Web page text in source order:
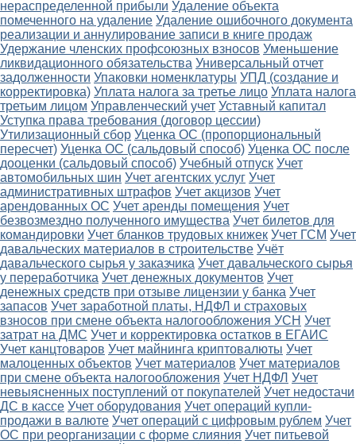
нераспределенной прибыли Удаление объекта
помеченного на удаление Удаление ошибочного документа
реализации и аннулирование записи в книге продаж
Удержание членских профсоюзных взносов Уменьшение
ликвидационного обязательства Универсальный отчет
задолженности Упаковки номенклатуры УПД (создание и
корректировка) Уплата налога за третье лицо Уплата налога
третьим лицом Управленческий учет Уставный капитал
Уступка права требования (договор цессии)
Утилизационный сбор Уценка ОС (пропорциональный
пересчет) Уценка ОС (сальдовый способ) Уценка ОС после
дооценки (сальдовый способ) Учебный отпуск Учет
автомобильных шин Учет агентских услуг Учет
административных штрафов Учет акцизов Учет
арендованных ОС Учет аренды помещения Учет
безвозмездно полученного имущества Учет билетов для
командировки Учет бланков трудовых книжек Учет ГСМ Учет
давальческих материалов в строительстве Учёт
давальческого сырья у заказчика Учет давальческого сырья
у переработчика Учет денежных документов Учет
денежных средств при отзыве лицензии у банка Учет
запасов Учет заработной платы, НДФЛ и страховых
взносов при смене объекта налогообложения УСН Учет
затрат на ДМС Учет и корректировка остатков в ЕГАИС
Учет канцтоваров Учет майнинга криптовалюты Учет
малоценных объектов Учет материалов Учет материалов
при смене объекта налогообложения Учет НДФЛ Учет
невыясненных поступлений от покупателей Учет недостачи
ДС в кассе Учет оборудования Учет операций купли-
продажи в валюте Учет операций с цифровым рублем Учет
ОС при реорганизации с форме слияния Учет питьевой